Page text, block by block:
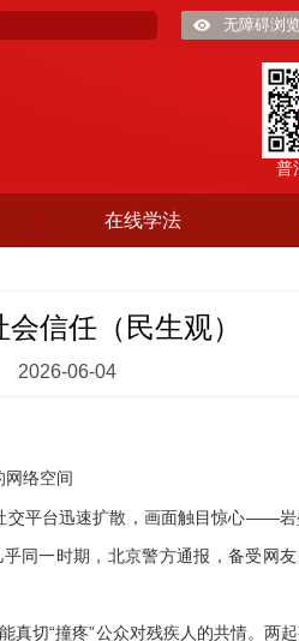
无障碍浏
普
在线学法
信任（民生观）
2026-06-04
络空间
平台迅速扩散，画面触目惊心——岩
同一时期，北京警方通报，备受网
切“撞疼”公众对残疾人的共情。两